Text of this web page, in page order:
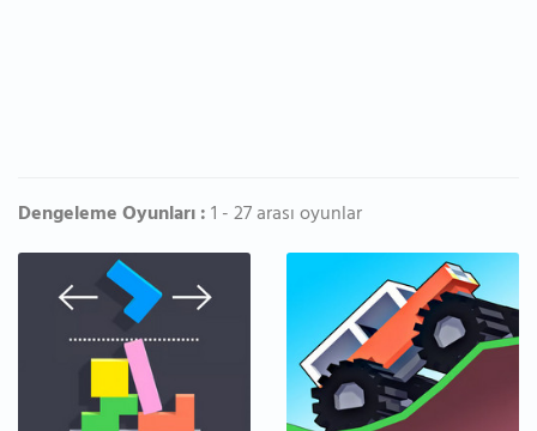
Dengeleme Oyunları :1 - 27 arası oyunlar